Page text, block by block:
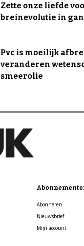
Zette onze liefde
breinevolutie in
Pvc is moeilijk
veranderen
smeerolie
Abonneren
Nieuwsbrief
Mijn account